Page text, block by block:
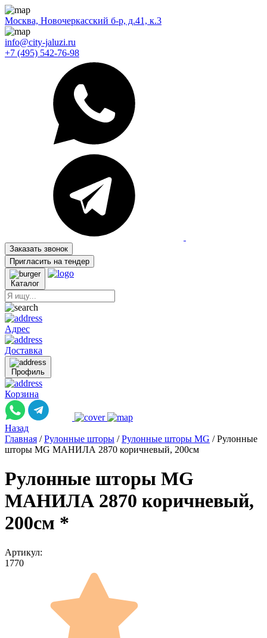
Москва, Новочеркасский б-р, д.41, к.3
info@city-jaluzi.ru
+7 (495) 542-76-98
Заказать звонок
Пригласить на тендер
Каталог
Адрес
Доставка
Профиль
Корзина
Назад
Главная / Рулонные шторы / Рулонные шторы MG / Рулонные
шторы MG МАНИЛА 2870 коричневый, 200см
Рулонные шторы MG
МАНИЛА 2870 коричневый,
200см *
Артикул:
1770